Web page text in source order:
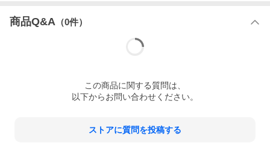
商品Q&A （0件）
この商品に関する質問は、
以下からお問い合わせください。
ストアに質問を投稿する